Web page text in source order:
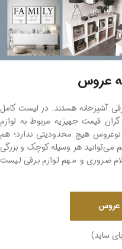
آشپزخانه هستند. در لیست کامل
قیمت جهیزیه مربوط به لوازم
هیچ محدودیتی ندارد؛ هم
می‌توانید هر وسیله کوچک و بزرگی
ضروری و مهم لوازم برقی لیست
عروس
ساید)